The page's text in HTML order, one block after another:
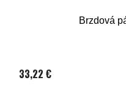
Brzdová
33,22 €